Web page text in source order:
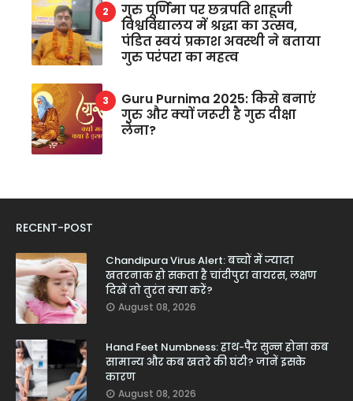
गुरु पूर्णिमा पर छत्रपति शाहूजी
विश्वविद्यालय में श्रद्धा का उत्सव,
पंडित स्वयं प्रकाश अवस्थी ने बताया
गुरु परंपरा का महत्व
Guru Purnima 2025: किसे बनाएं
गुरु और क्यों जरूरी है गुरु दीक्षा
लेना?
RECENT-POST
Chandipura Virus Alert: बच्चों में ज्यादा
खतरनाक हो सकता है चांदीपुरा वायरस, लक्षण
दिखें तो तुरंत क्या करें?
August 08, 2026
Hand Feet Numbness: हाथ-पैर सुन्न होना कब
सामान्य और कब खतरे की घंटी? जानें इसके
कारण
August 08, 2026